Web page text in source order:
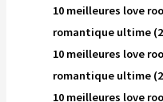
10 meilleures love
romantique ultime
10 meilleures love
romantique ultime
10 meilleures love